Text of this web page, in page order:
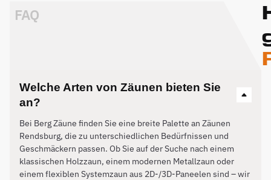
FAQ
Welche Arten von Zäunen bieten Sie
an?
Bei Berg Zäune finden Sie eine breite Palette an Zäunen
Rendsburg, die zu unterschiedlichen Bedürfnissen und
Geschmäckern passen. Ob Sie auf der Suche nach einem
klassischen Holzzaun, einem modernen Metallzaun oder
einem flexiblen Systemzaun aus 2D-/3D-Paneelen sind – wir